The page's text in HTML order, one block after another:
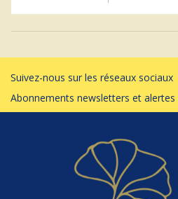
Suivez-nous sur les réseaux sociaux
Abonnements newsletters et alertes